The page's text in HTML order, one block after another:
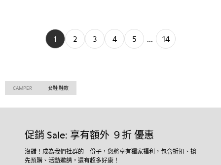
1 2 3 4 5 ... 14
CAMPER 女鞋 鞋款
促銷 Sale: 享有額外 ９折 優惠
沒錯！成為我們社群的一份子，您將享有獨家福利，包含折扣、搶
先預購、活動邀請，還有超多好康！